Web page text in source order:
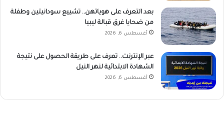
بعد التعرف على هوياتهن.. تشييع سودانيتين وطفلة
من ضحايا غرق قبالة ليبيا
أغسطس 6, 2026
عبر الإنترنت.. تعرف على طريقة الحصول على نتيجة
الشهادة الابتدائية لنهر النيل
أغسطس 6, 2026